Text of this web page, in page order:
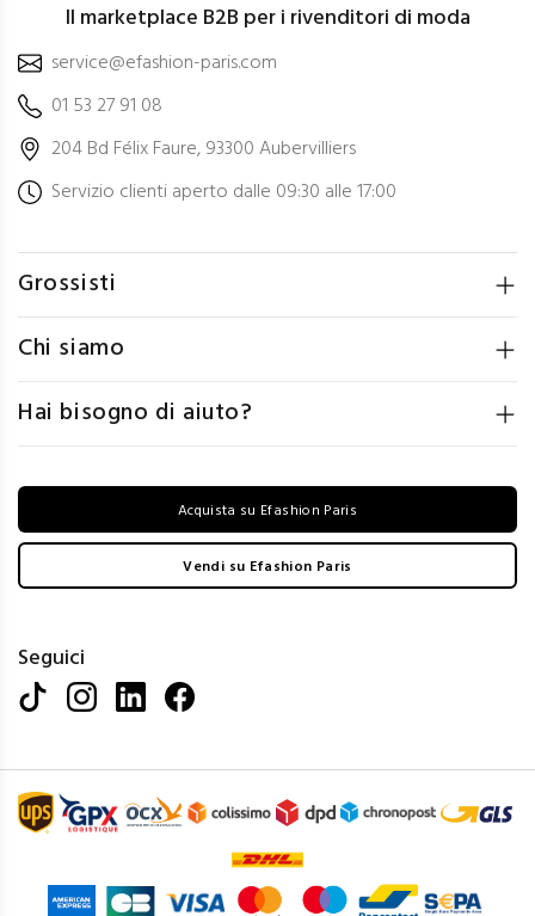
Il marketplace B2B per i rivenditori di moda
service@efashion-paris.com
01 53 27 91 08
204 Bd Félix Faure, 93300 Aubervilliers
Servizio clienti aperto dalle 09:30 alle 17:00
Grossisti
Chi siamo
Hai bisogno di aiuto?
Acquista su Efashion Paris
Vendi su Efashion Paris
Seguici